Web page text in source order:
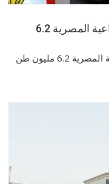
وزير الزراعة : تجاوز الصادرات الزراعية المصرية 6.2
وزير الزراعة يعلن تجاوز الصادرات الزراعية المصرية 6.2 مليون طن